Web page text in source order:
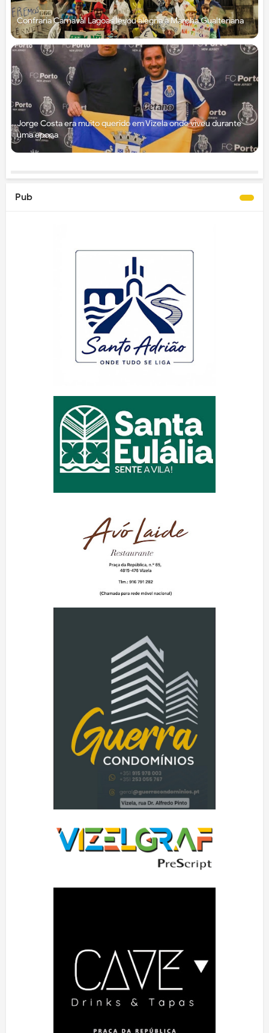
Confraria Carnaval Lagoas levou alegria à Marcha Gualteriana
Jorge Costa era muito querido em Vizela onde viveu durante
uma época
Pub